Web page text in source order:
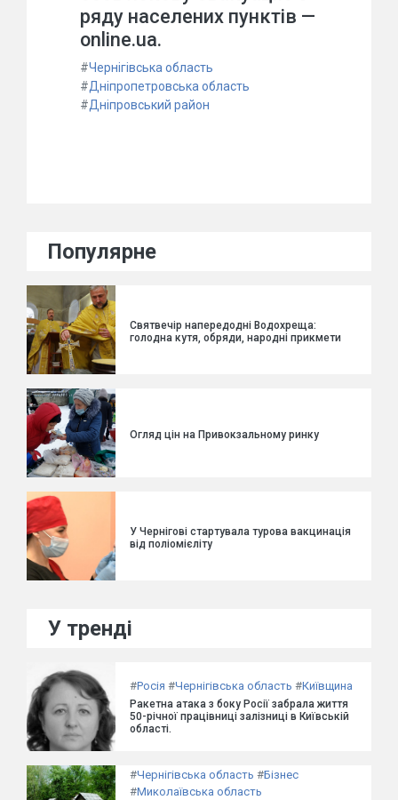
ряду населених пунктів —
online.ua.
#Чернігівська область
#Дніпропетровська область
#Дніпровський район
Популярне
Святвечір напередодні Водохреща:
голодна кутя, обряди, народні прикмети
Огляд цін на Привокзальному ринку
У Чернігові стартувала турова вакцинація
від поліомієліту
У тренді
#Росія #Чернігівська область #Київщина
Ракетна атака з боку Росії забрала життя
50-річної працівниці залізниці в Київській
області.
#Чернігівська область #Бізнес
#Миколаївська область